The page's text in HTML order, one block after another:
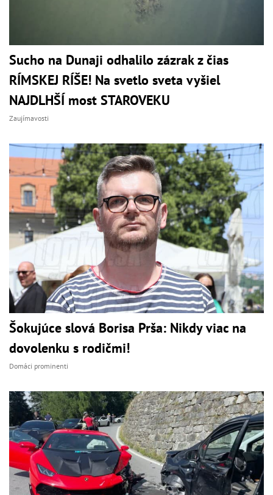
Sucho na Dunaji odhalilo zázrak z čias
RÍMSKEJ RÍŠE! Na svetlo sveta vyšiel
NAJDLHŠÍ most STAROVEKU
Zaujímavosti
Šokujúce slová Borisa Prša: Nikdy viac na
dovolenku s rodičmi!
Domáci prominenti